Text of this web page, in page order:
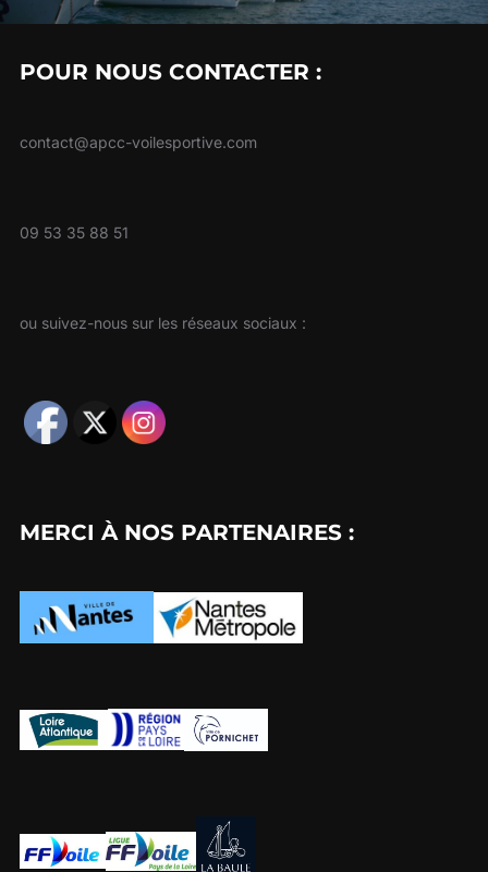
POUR NOUS CONTACTER :
contact@apcc-voilesportive.com
09 53 35 88 51
ou suivez-nous sur les réseaux sociaux :
MERCI À NOS PARTENAIRES :